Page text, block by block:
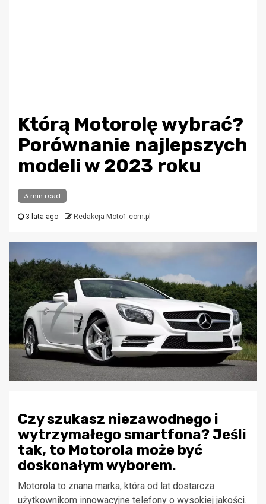
Którą Motorolę wybrać?
Porównanie najlepszych
modeli w 2023 roku
3 min read
3 lata ago Redakcja Moto1.com.pl
Czy szukasz niezawodnego i
wytrzymałego smartfona? Jeśli
tak, to Motorola może być
doskonałym wyborem.
Motorola to znana marka, która od lat dostarcza
użytkownikom innowacyjne telefony o wysokiej jakości.